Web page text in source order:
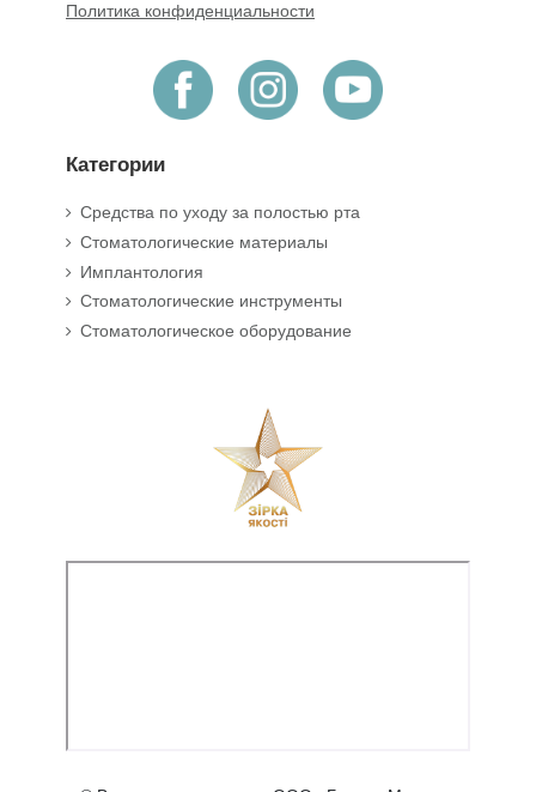
Политика конфиденциальности
Категории
Средства по уходу за полостью рта
Стоматологические материалы
Имплантология
Стоматологические инструменты
Стоматологическое оборудование